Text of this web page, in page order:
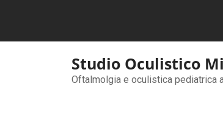
Studio Oculistico
Oftalmolgia e oculistica pediatrica